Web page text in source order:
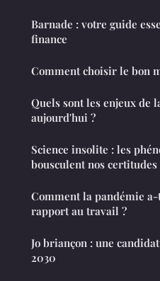
Barnade : votre guide
finance
Comment choisir le bon
Quels sont les enjeux de
aujourd'hui ?
Science insolite : les
bousculent nos certitudes
Comment la pandémie
rapport au travail ?
Jo briançon : une
2030